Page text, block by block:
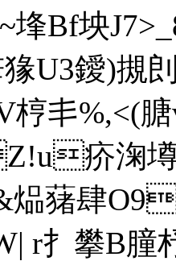
埄Bf坱
U3鑀)摫剆
梈丯%,<(
疥淗墫
蕏肆O9)
r扌攀B